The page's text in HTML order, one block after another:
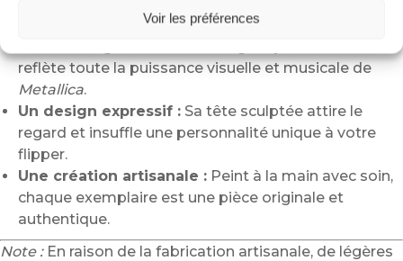
Voir les préférences
reflète toute la puissance visuelle et musicale de
Metallica.
Un design expressif : Sa tête sculptée attire le
regard et insuffle une personnalité unique à votre
flipper.
Une création artisanale : Peint à la main avec soin,
chaque exemplaire est une pièce originale et
authentique.
Note :En raison de la fabrication artisanale, de légères